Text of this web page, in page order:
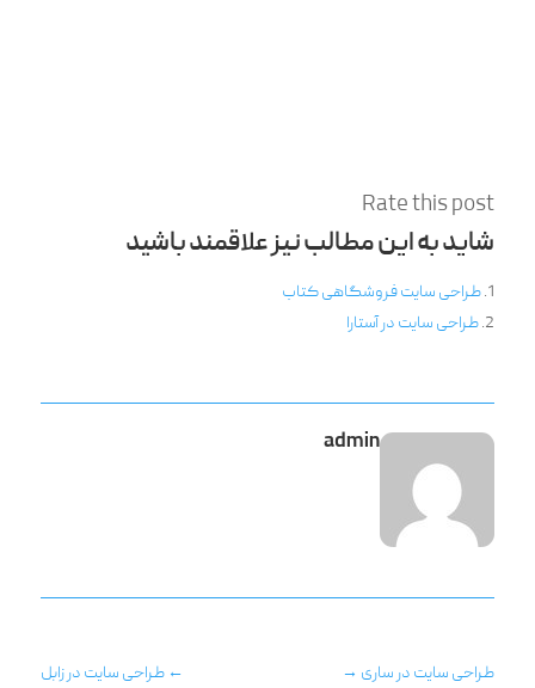
Rate this post
شاید به این مطالب نیز علاقمند باشید
طراحی سایت فروشگاهی کتاب
طراحی سایت در آستارا
admin
←طراحی سایت در زابل طراحی سایت در ساری →